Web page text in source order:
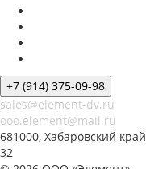
+7 (914) 375-09-98
sales@element-dv.ru
ooo.element@mail.ru
681000, Хабаровский
32